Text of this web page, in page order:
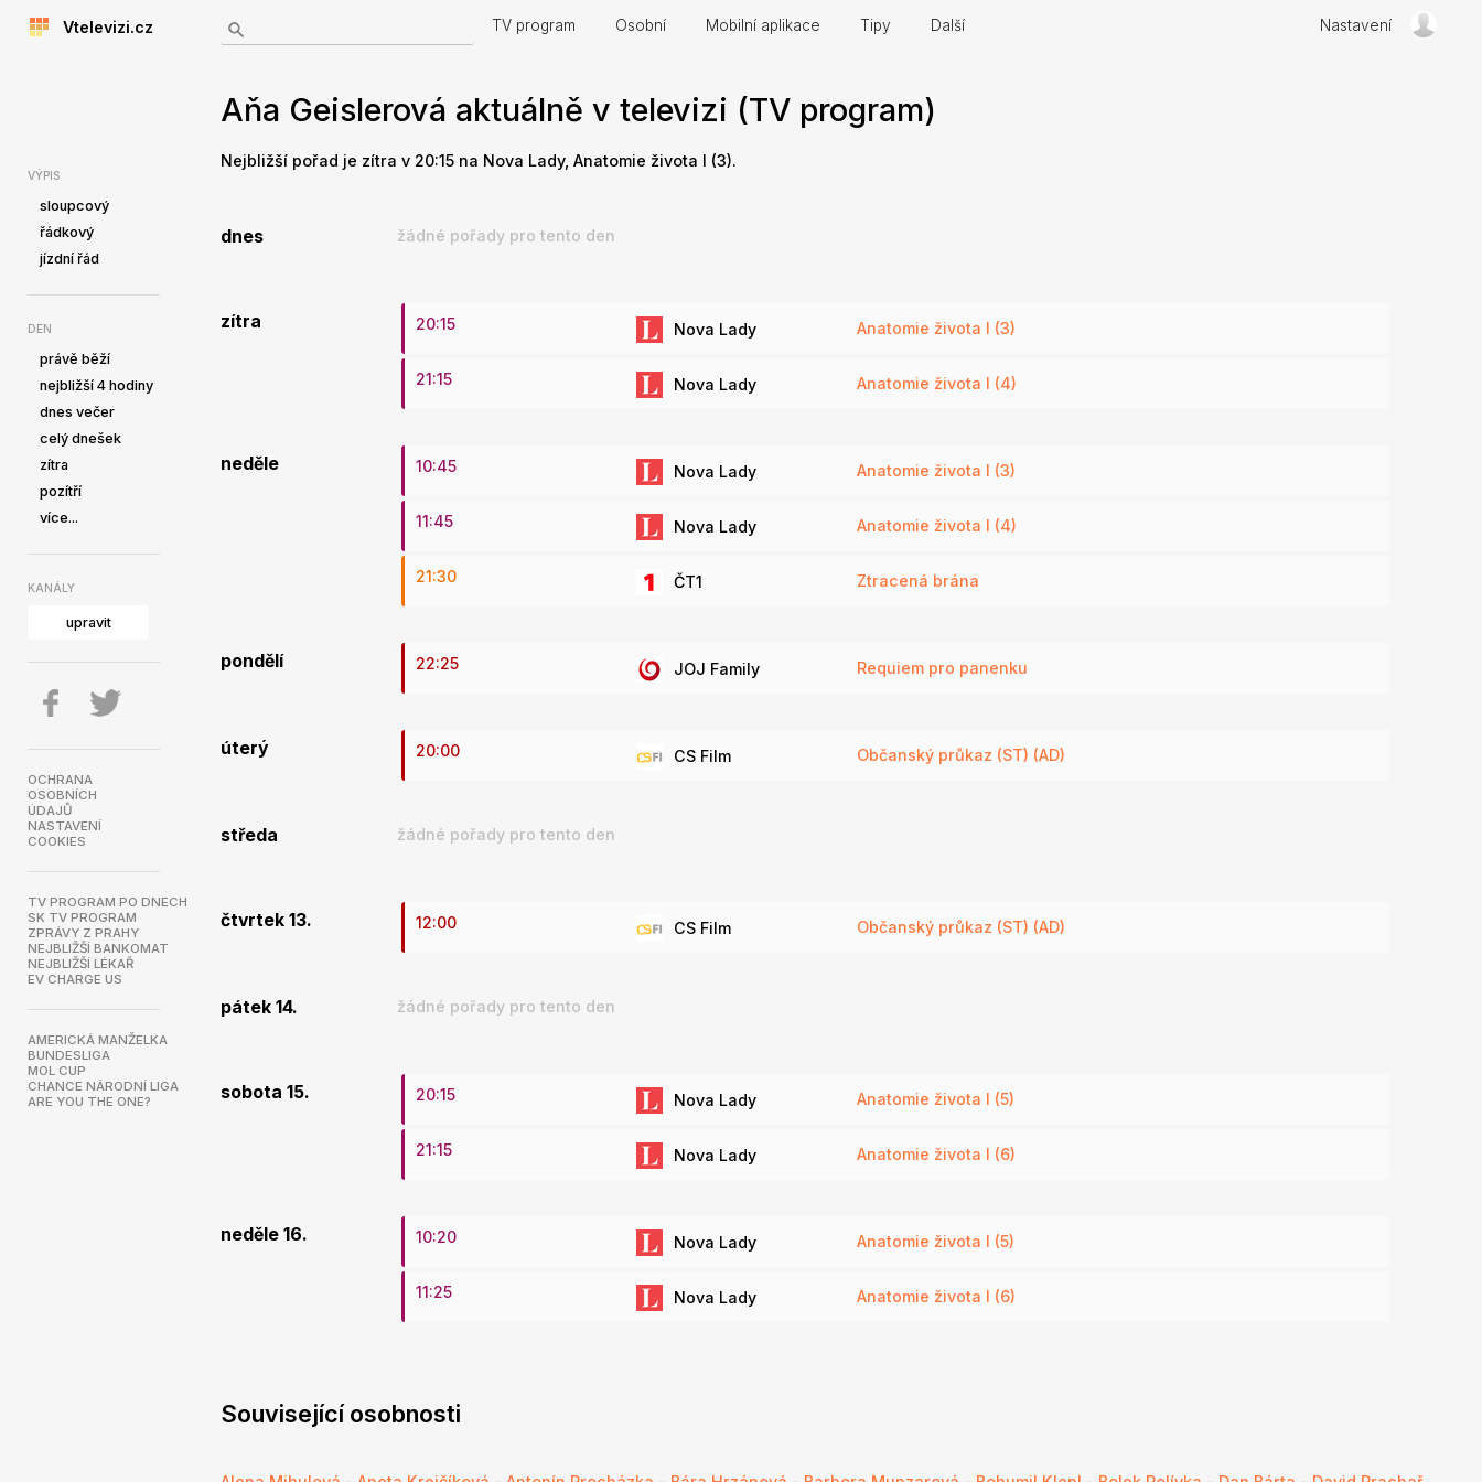
Vtelevizi.cz TV program Osobní Mobilní aplikace Tipy Další Nastavení
VÝPIS
sloupcový
řádkový
jízdní řád
DEN
právě běží
nejbližší 4 hodiny
dnes večer
celý dnešek
zítra
pozítří
více...
KANÁLY
upravit
OCHRANA
OSOBNÍCH
ÚDAJŮ
NASTAVENÍ
COOKIES
TV PROGRAM PO DNECH
SK TV PROGRAM
ZPRÁVY Z PRAHY
NEJBLIŽŠÍ BANKOMAT
NEJBLIŽŠÍ LÉKAŘ
EV CHARGE US
AMERICKÁ MANŽELKA
BUNDESLIGA
MOL CUP
CHANCE NÁRODNÍ LIGA
ARE YOU THE ONE?
Aňa Geislerová aktuálně v televizi (TV program)
Nejbližší pořad je zítra v 20:15 na Nova Lady, Anatomie života I (3).
dnes žádné pořady pro tento den
zítra 20:15 Nova Lady Anatomie života I (3)
21:15 Nova Lady Anatomie života I (4)
neděle 10:45 Nova Lady Anatomie života I (3)
11:45 Nova Lady Anatomie života I (4)
21:30 ČT1 Ztracená brána
pondělí 22:25 JOJ Family Requiem pro panenku
úterý 20:00 CS Film Občanský průkaz (ST) (AD)
středa žádné pořady pro tento den
čtvrtek 13. 12:00 CS Film Občanský průkaz (ST) (AD)
pátek 14. žádné pořady pro tento den
sobota 15. 20:15 Nova Lady Anatomie života I (5)
21:15 Nova Lady Anatomie života I (6)
neděle 16. 10:20 Nova Lady Anatomie života I (5)
11:25 Nova Lady Anatomie života I (6)
Související osobnosti